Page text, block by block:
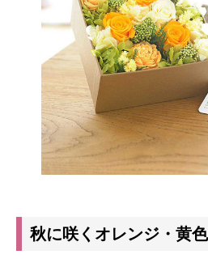
秋に咲くオレンジ・黄